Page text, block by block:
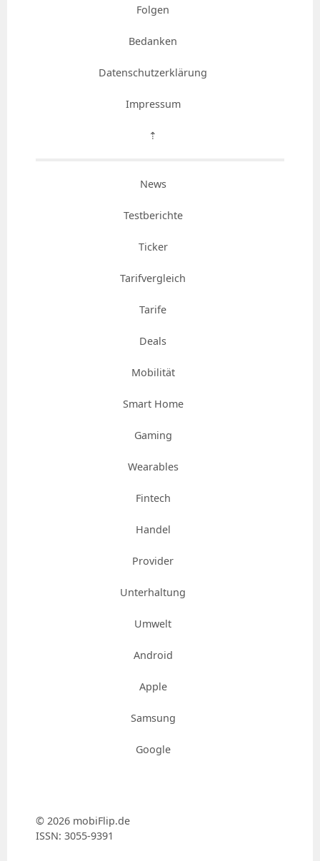
Folgen
Bedanken
Datenschutzerklärung
Impressum
⇡
News
Testberichte
Ticker
Tarifvergleich
Tarife
Deals
Mobilität
Smart Home
Gaming
Wearables
Fintech
Handel
Provider
Unterhaltung
Umwelt
Android
Apple
Samsung
Google
© 2026 mobiFlip.de
ISSN: 3055-9391